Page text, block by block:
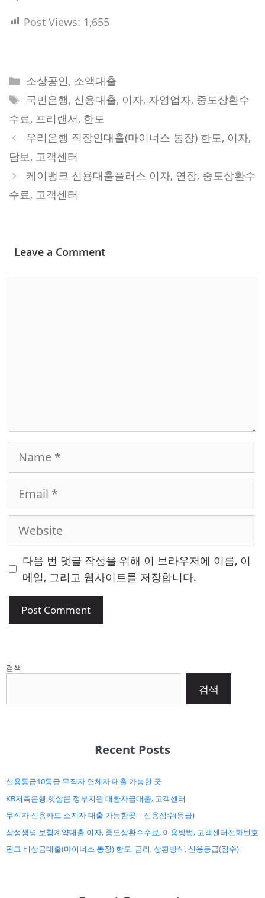
Post Views: 1,655
Categories
소상공인, 소액대출
Tags
국민은행, 신용대출, 이자, 자영업자, 중도상환수
수료, 프리랜서, 한도
우리은행 직장인대출(마이너스 통장) 한도, 이자,
담보, 고객센터
케이뱅크 신용대출플러스 이자, 연장, 중도상환수
수료, 고객센터
Leave a Comment
다음 번 댓글 작성을 위해 이 브라우저에 이름, 이
메일, 그리고 웹사이트를 저장합니다.
검색
검색
Recent Posts
신용등급10등급 무직자 연체자 대출 가능한 곳
KB저축은행 햇살론 정부지원 대환자금대출, 고객센터
무직자 신용카드 소지자 대출 가능한곳 – 신용점수(등급)
삼성생명 보험계약대출 이자, 중도상환수수료, 이용방법, 고객센터전화번호
핀크 비상금대출(마이너스 통장) 한도, 금리, 상환방식, 신용등급(점수)